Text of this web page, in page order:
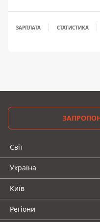
ЗАРПЛАТА СТАТИСТИКА
Світ
Україна
Київ
Регіони